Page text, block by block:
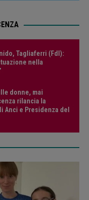
Tagliaferri (FdI):
nella
donne, mai
rilancia la
Anci e Presidenza del